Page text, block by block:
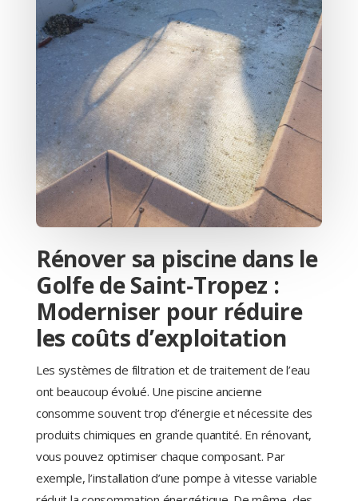
Rénover sa piscine dans le
Golfe de Saint‑Tropez :
Moderniser pour réduire
les coûts d’exploitation
Les systèmes de filtration et de traitement de l’eau
ont beaucoup évolué. Une piscine ancienne
consomme souvent trop d’énergie et nécessite des
produits chimiques en grande quantité. En rénovant,
vous pouvez optimiser chaque composant. Par
exemple, l’installation d’une pompe à vitesse variable